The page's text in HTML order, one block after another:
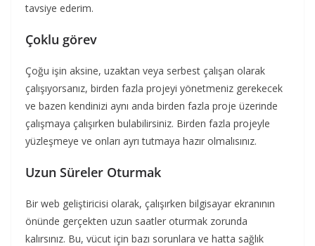
tavsiye ederim.
Çoklu görev
Çoğu işin aksine, uzaktan veya serbest çalışan olarak
çalışıyorsanız, birden fazla projeyi yönetmeniz gerekecek
ve bazen kendinizi aynı anda birden fazla proje üzerinde
çalışmaya çalışırken bulabilirsiniz. Birden fazla projeyle
yüzleşmeye ve onları ayrı tutmaya hazır olmalısınız.
Uzun Süreler Oturmak
Bir web geliştiricisi olarak, çalışırken bilgisayar ekranının
önünde gerçekten uzun saatler oturmak zorunda
kalırsınız. Bu, vücut için bazı sorunlara ve hatta sağlık